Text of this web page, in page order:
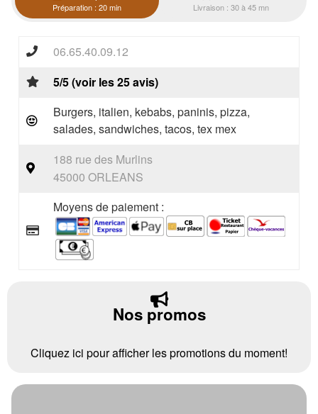
Préparation : 20 min Livraison : 30 à 45 mn
06.65.40.09.12
5/5 (voir les 25 avis)
Burgers, italien, kebabs, paninis, pizza,
salades, sandwiches, tacos, tex mex
188 rue des Murlins
45000 ORLEANS
Moyens de paiement :
Nos promos
Cliquez ici pour afficher les promotions du moment!